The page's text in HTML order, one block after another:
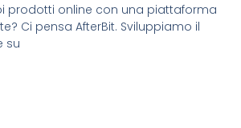
prodotti online con una piattaforma
Ci pensa AfterBit. Sviluppiamo il
su